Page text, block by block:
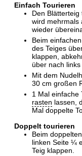
Einfach Tourieren
Den
wird mehrmals
wieder
Beim
des Teiges
klappen,
über nach links
Mit dem
30 cm großen
1 Mal einfache
rasten lassen,
Mal doppelte
Doppelt tourieren
Beim
linken Seite ¼
Teig klappen.